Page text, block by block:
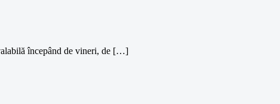
începând de vineri, de […]